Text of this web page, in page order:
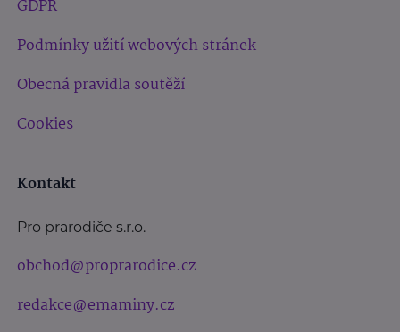
GDPR
Podmínky užití webových stránek
Obecná pravidla soutěží
Cookies
Kontakt
Pro prarodiče s.r.o.
obchod@proprarodice.cz
redakce@emaminy.cz